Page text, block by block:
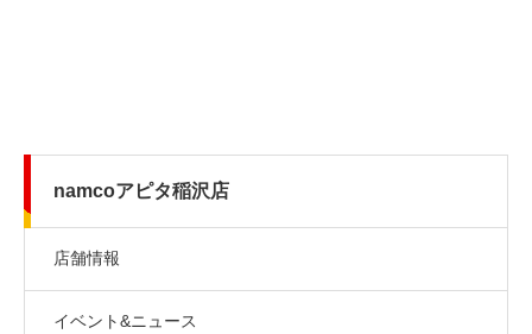
namcoアピタ稲沢店
店舗情報
イベント&ニュース